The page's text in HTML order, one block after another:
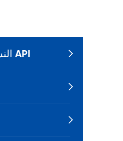
النشطة الدوائية المكون API 

